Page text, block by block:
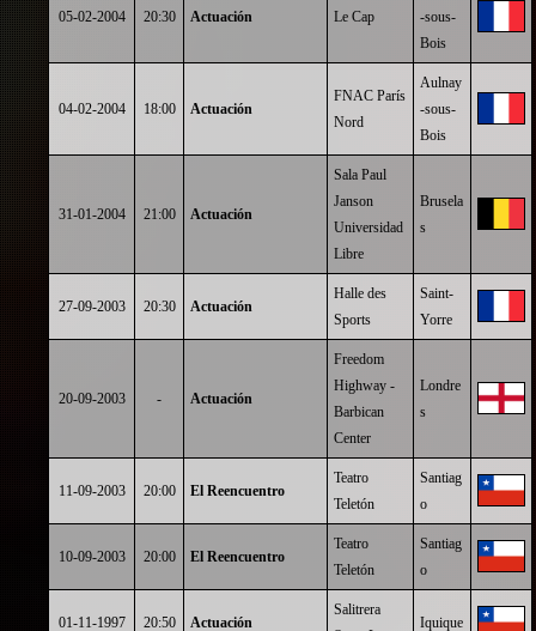
05-02-2004 20:30 Actuación Le Cap
-sous-
Bois
04-02-2004 18:00 Actuación
FNAC París
Nord
Aulnay
-sous-
Bois
31-01-2004 21:00 Actuación
Sala Paul
Janson
Universidad
Libre
Brusela
s
27-09-2003 20:30 Actuación
Halle des
Sports
Saint-
Yorre
20-09-2003 - Actuación
Freedom
Highway -
Barbican
Center
Londre
s
11-09-2003 20:00 El Reencuentro
Teatro
Teletón
Santiag
o
10-09-2003 20:00 El Reencuentro
Teatro
Teletón
Santiag
o
01-11-1997 20:50 Actuación
Salitrera
Iquique